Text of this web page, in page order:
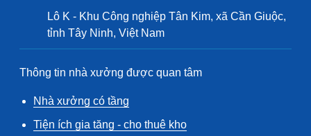
Lô K - Khu Công nghiệp Tân Kim, xã Cần Giuộc,
tỉnh Tây Ninh, Việt Nam
Thông tin nhà xưởng được quan tâm
Nhà xưởng có tầng
Tiện ích gia tăng - cho thuê kho